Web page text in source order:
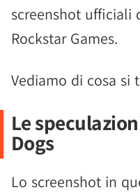
screenshot ufficiali
Rockstar Games.
Vediamo di cosa si
Le
Dogs
Lo screenshot in